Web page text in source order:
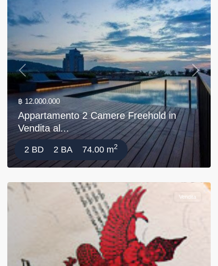
Previous Next
฿ 12.000.000
Appartamento 2 Camere Freehold in
Vendita al...
2 BD 2 BA 74.00 m2
Vendita